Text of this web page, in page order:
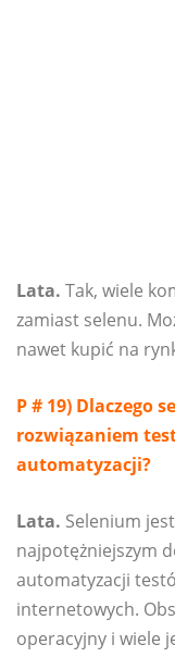
Lata. Tak, wiele
zamiast selenu.
nawet kupić na
P # 19) Dlaczego
rozwiązaniem
automatyzacji?
Lata. Selenium
najpotężniejszym
automatyzacji
internetowych.
operacyjny i wiele